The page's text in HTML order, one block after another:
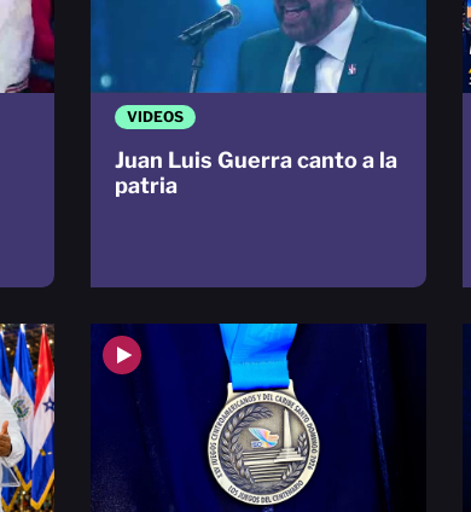
VIDEOS
Juan Luis Guerra canto a la
patria